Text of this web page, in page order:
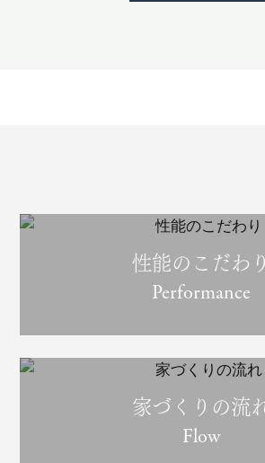
性能のこだわり
Performance
家づくりの流
Flow